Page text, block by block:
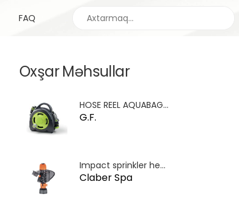
FAQ
Oxşar Məhsullar
HOSE REEL AQUABAG MAXI LIME
G.F.
Impact sprinkler head F. 3/4
Claber Spa